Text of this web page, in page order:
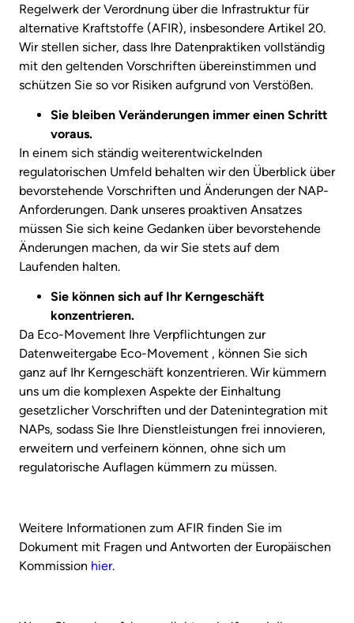
Regelwerk der Verordnung über die Infrastruktur für
alternative Kraftstoffe (AFIR), insbesondere Artikel 20.
Wir stellen sicher, dass Ihre Datenpraktiken vollständig
mit den geltenden Vorschriften übereinstimmen und
schützen Sie so vor Risiken aufgrund von Verstößen.
Sie bleiben Veränderungen immer einen Schritt
voraus.
In einem sich ständig weiterentwickelnden
regulatorischen Umfeld behalten wir den Überblick über
bevorstehende Vorschriften und Änderungen der NAP-
Anforderungen. Dank unseres proaktiven Ansatzes
müssen Sie sich keine Gedanken über bevorstehende
Änderungen machen, da wir Sie stets auf dem
Laufenden halten.
Sie können sich auf Ihr Kerngeschäft
konzentrieren.
Da Eco-Movement Ihre Verpflichtungen zur
Datenweitergabe Eco-Movement , können Sie sich
ganz auf Ihr Kerngeschäft konzentrieren. Wir kümmern
uns um die komplexen Aspekte der Einhaltung
gesetzlicher Vorschriften und der Datenintegration mit
NAPs, sodass Sie Ihre Dienstleistungen frei innovieren,
erweitern und verfeinern können, ohne sich um
regulatorische Auflagen kümmern zu müssen.
Weitere Informationen zum AFIR finden Sie im
Dokument mit Fragen und Antworten der Europäischen
Kommission hier.